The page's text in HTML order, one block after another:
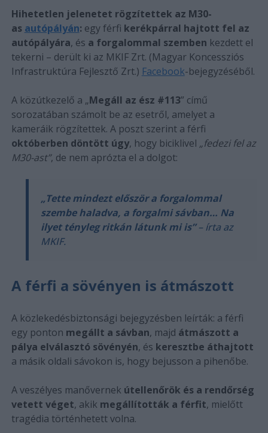
Hihetetlen jelenetet rögzítettek az M30-
as autópályán: egy férfi kerékpárral hajtott fel az
autópályára, és a forgalommal szemben kezdett el
tekerni – derült ki az MKIF Zrt. (Magyar Koncessziós
Infrastruktúra Fejlesztő Zrt.) Facebook-bejegyzéséből.
A közútkezelő a „Megáll az ész #113” című
sorozatában számolt be az esetről, amelyet a
kameráik rögzítettek. A poszt szerint a férfi
októberben döntött úgy, hogy biciklivel „fedezi fel az
M30-ast”, de nem aprózta el a dolgot:
„Tette mindezt először a forgalommal
szembe haladva, a forgalmi sávban… Na
ilyet tényleg ritkán látunk mi is”– írta az
MKIF.
A férfi a sövényen is átmászott
A közlekedésbiztonsági bejegyzésben leírták: a férfi
egy ponton megállt a sávban, majd átmászott a
pálya elválasztó sövényén, és keresztbe áthajtott
a másik oldali sávokon is, hogy bejusson a pihenőbe.
A veszélyes manővernek útellenőrök és a rendőrség
vetett véget, akik megállították a férfit, mielőtt
tragédia történhetett volna.